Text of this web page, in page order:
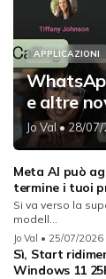
APPLICAZIONI
e altre
Jo Val• 28/07/
Meta AI può
termine i tuoi
Si va verso la
modell...
Jo Val • 25/07/2026
Sì, Start
Windows 11